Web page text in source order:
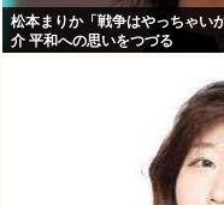
松本まりか「戦争はやっちゃい
介 平和への思いをつづる